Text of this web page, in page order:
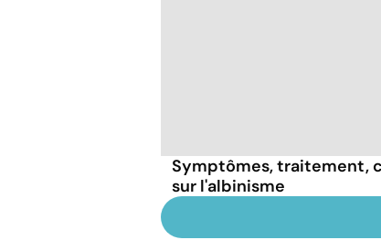
Symptômes, traitement,
sur l'albinisme